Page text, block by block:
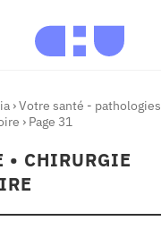
›Votre santé - pathologies
› Page 31
• CHIRURGIE